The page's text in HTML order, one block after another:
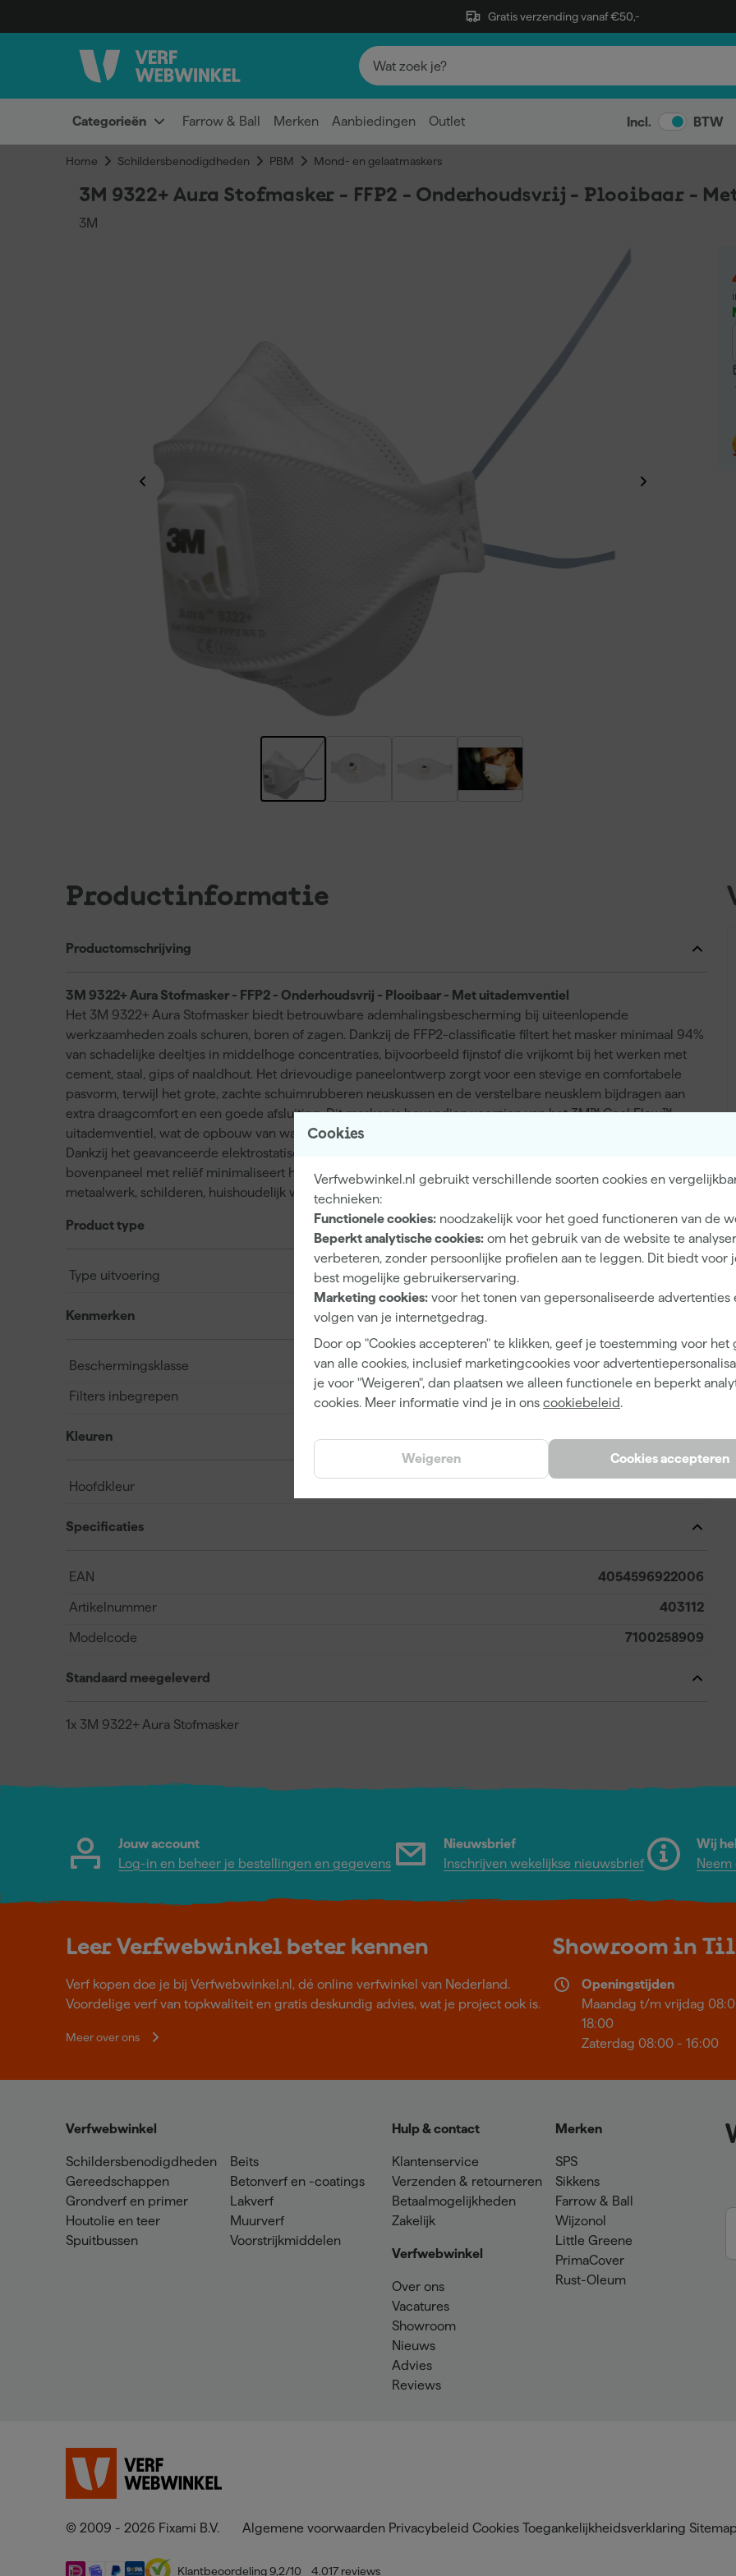
Gratis verzending vanaf €50,-
Categorieën Farrow & Ball Merken Aanbiedingen Outlet Incl. BTW
Home Schildersbenodigdheden PBM Mond- en gelaatmaskers
Cookies
Verfwebwinkel.nl gebruikt verschillende soorten cookies en
technieken:
Functionele cookies: noodzakelijk voor het goed functioneren van de
Beperkt analytische cookies: om het gebruik van de website te
verbeteren, zonder persoonlijke profielen aan te leggen. Dit biedt voor
best mogelijke gebruikerservaring.
Marketing cookies: voor het tonen van gepersonaliseerde advertenties
volgen van je internetgedrag.
Door op "Cookies accepteren" te klikken, geef je toestemming voor het
van alle cookies, inclusief marketingcookies voor
je voor "Weigeren", dan plaatsen we alleen functionele en beperkt
cookies. Meer informatie vind je in ons cookiebeleid.
Cookies accepteren
Weigeren
3M 9322+ Aura Stofmasker - FFP2 - Onderhoudsvrij - Plooibaar -
3M
Productinformatie
Productomschrijving
3M 9322+ Aura Stofmasker - FFP2 - Onderhoudsvrij - Plooibaar - Met uitademventiel
Het 3M 9322+ Aura Stofmasker biedt betrouwbare ademhalingsbescherming bij uiteenlopende
werkzaamheden zoals schuren, boren of zagen. Dankzij de FFP2-classificatie filtert het masker minimaal 94%
van schadelijke deeltjes in middelhoge concentraties, bijvoorbeeld fijnstof die vrijkomt bij het werken met
cement, staal, gips of naaldhout. Het drievoudige paneelontwerp zorgt voor een stevige en comfortabele
pasvorm, terwijl het grote, zachte schuimrubberen neuskussen en de verstelbare neusklem bijdragen aan
extra draagcomfort en een goede afsluiting. Dit masker is bovendien voorzien van het 3M™ Cool Flow™
uitademventiel, wat de opbouw van warmte en vocht vermindert en het dragen een stuk aangenamer maakt.
Dankzij het geavanceerde elektrostatische filtermateriaal kun je licht en gemakkelijk ademen, en het
bovenpaneel met reliëf minimaliseert het beslaan van brillen. Ideaal voor toepassingen zoals handschuren,
metaalwerk, schilderen, huishoudelijk werk en tuinieren.
Product type
Type uitvoering
Kenmerken
Beschermingsklasse FFP2
Filters inbegrepen
Kleuren
Hoofdkleur
Specificaties
EAN 4054596922006
Artikelnummer 403112
Modelcode 7100258909
Standaard meegeleverd
1x 3M 9322+ Aura Stofmasker
Jouw account
Log-in en beheer je bestellingen en gegevens
Nieuwsbrief
Inschrijven wekelijkse nieuwsbrief
Wij
Leer Verfwebwinkel beter kennen
Verf kopen doe je bij Verfwebwinkel.nl, dé online verfwinkel van Nederland.
Voordelige verf van topkwaliteit en gratis deskundig advies, wat je project ook is.
Meer over ons
Showroom in
Openingstijden
Maandag t/m vrijdag
18:00
Zaterdag 08:00 - 16:00
Verfwebwinkel
Schildersbenodigdheden
Gereedschappen
Grondverf en primer
Houtolie en teer
Spuitbussen
Beits
Betonverf en -coatings
Lakverf
Muurverf
Voorstrijkmiddelen
Hulp & contact
Klantenservice
Verzenden & retourneren
Betaalmogelijkheden
Zakelijk
Verfwebwinkel
Over ons
Vacatures
Showroom
Nieuws
Advies
Reviews
Merken
SPS
Sikkens
Farrow & Ball
Wijzonol
Little Greene
PrimaCover
Rust-Oleum
© 2009 - 2026 Fixami B.V. Algemene voorwaarden Privacybeleid Cookies Toegankelijkheidsverklaring Sitemap
Klantbeoordeling9,2/10 4.017 reviews